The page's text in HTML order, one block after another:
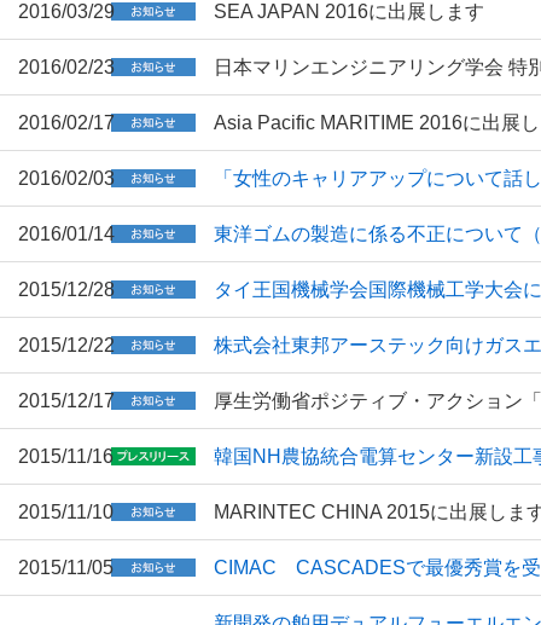
2016/03/29 SEA JAPAN 2016に出展します
2016/02/23 日本マリンエンジニアリング学会 特
2016/02/17 Asia Pacific MARITIME 2016に出展
2016/02/03 「女性のキャリアアップについて話
2016/01/14 東洋ゴムの製造に係る不正について
2015/12/28 タイ王国機械学会国際機械工学大会
2015/12/22 株式会社東邦アーステック向けガス
2015/12/17 厚生労働省ポジティブ・アクション
2015/11/16 韓国NH農協統合電算センター新設
2015/11/10 MARINTEC CHINA 2015に出展しま
2015/11/05 CIMAC CASCADESで最優秀賞を